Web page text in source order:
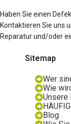
Haben Sie einen
Kontaktieren Sie uns
Reparatur und/oder
Sitemap
Wer
Wie
Unsere
Blog